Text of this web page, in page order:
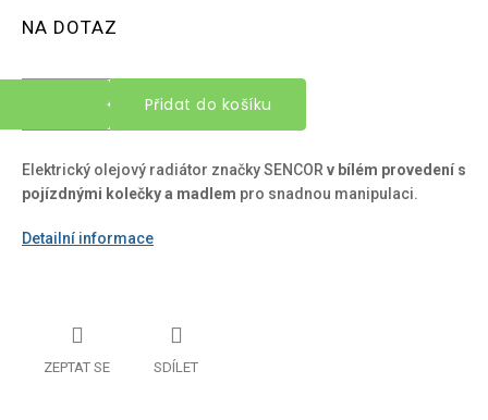
cena:
NA DOTAZ
Přidat do košíku
Elektrický olejový radiátor značky SENCOR v bílém provedení s
pojízdnými kolečky a madlem pro snadnou manipulaci.
Detailní informace
ZEPTAT SE SDÍLET